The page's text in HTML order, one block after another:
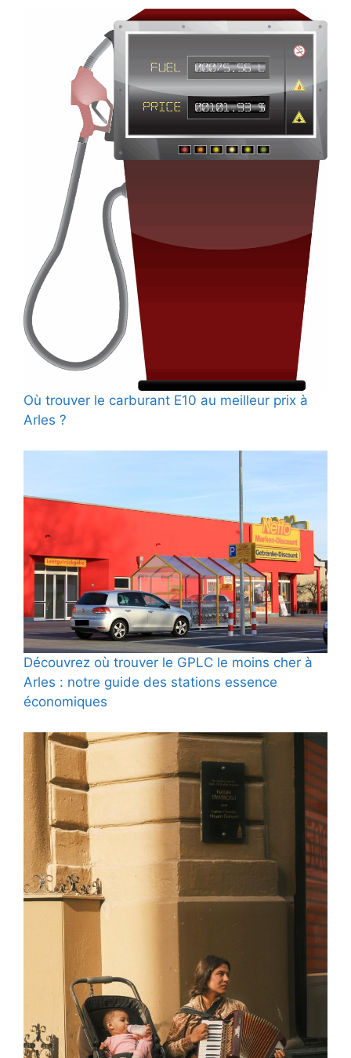
Où trouver le carburant E10 au meilleur prix à
Arles ?
Découvrez où trouver le GPLC le moins cher à
Arles : notre guide des stations essence
économiques